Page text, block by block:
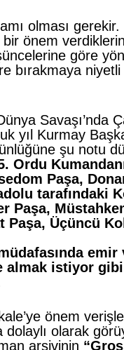
olması
bir önem
göre
bırakmaya niyetli
Savaşı’nda
yıl Kurmay
şu notu
Ordu
Paşa,
tarafındaki
Paşa,
Paşa, Üçüncü
emir
almak istiyor gibi
önem
dolaylı olarak
arşivinin